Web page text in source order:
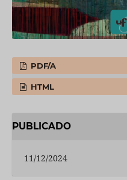
PDF/A
HTML
PUBLICADO
11/12/2024